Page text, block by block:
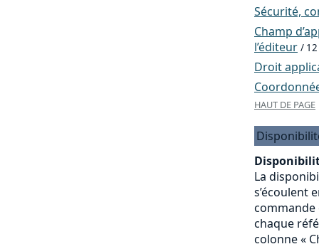
Sécurité,
Champ
l’éditeur / 12
Droit
HAUT DE PAGE
La
s’écoulent
commande
chaque
colonne «